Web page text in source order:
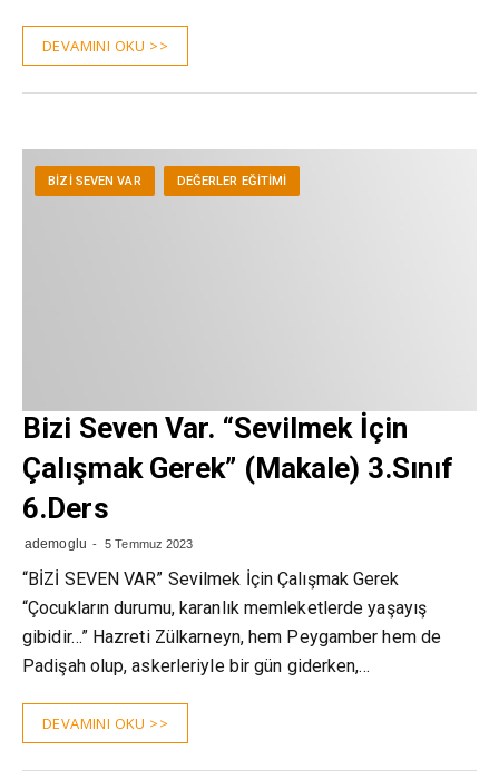
DEVAMINI OKU >>
BIZI SEVEN VAR DEĞERLER EĞITIMI
Bizi Seven Var. “Sevilmek İçin
Çalışmak Gerek” (Makale) 3.Sınıf
6.Ders
ademoglu 5 Temmuz 2023
“BİZİ SEVEN VAR” Sevilmek İçin Çalışmak Gerek
“Çocukların durumu, karanlık memleketlerde yaşayış
gibidir…” Hazreti Zülkarneyn, hem Peygamber hem de
Padişah olup, askerleriyle bir gün giderken,…
DEVAMINI OKU >>